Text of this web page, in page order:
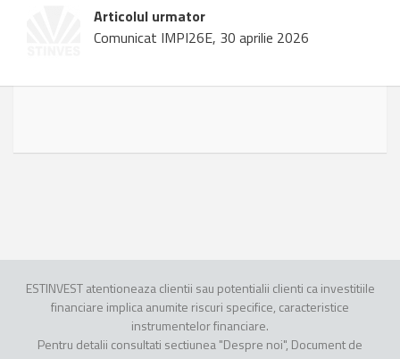
Articolul urmator
Comunicat IMPI26E, 30 aprilie 2026
ESTINVEST atentioneaza clientii sau potentialii clienti ca investitiile
financiare implica anumite riscuri specifice, caracteristice
instrumentelor financiare.
Pentru detalii consultati sectiunea "Despre noi", Document de